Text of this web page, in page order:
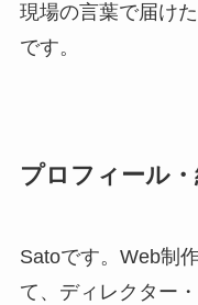
現場の言葉で届け
です。
プロフィール
Satoです。Web制
て、ディレクター